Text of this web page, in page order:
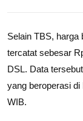
Selain TBS, harga
tercatat sebesar
DSL. Data
yang beroperasi
WIB.